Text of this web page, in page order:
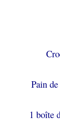
Pain
1 boîte